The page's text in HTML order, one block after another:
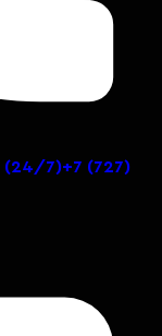
(24/7)+7 (727)